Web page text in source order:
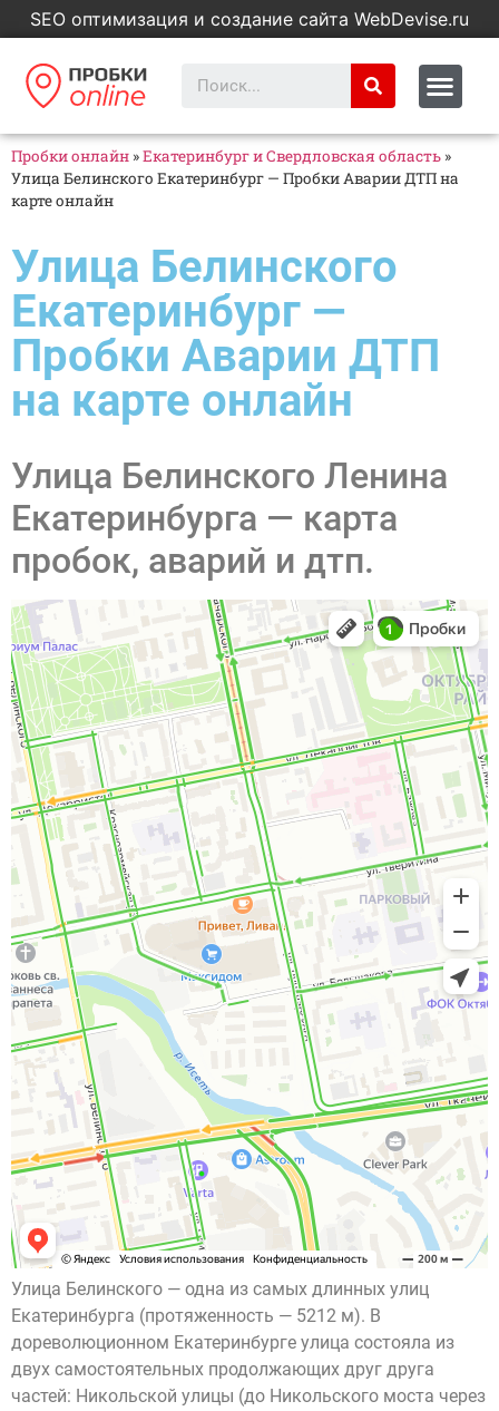
SEO оптимизация и создание сайта WebDevise.ru
Пробки онлайн »Екатеринбург и Свердловская область »
Улица Белинского Екатеринбург — Пробки Аварии ДТП на
карте онлайн
Улица Белинского
Екатеринбург —
Пробки Аварии ДТП
на карте онлайн
Улица Белинского Ленина
Екатеринбурга — карта
пробок, аварий и дтп.
Улица Белинского — одна из самых длинных улиц
Екатеринбурга (протяженность — 5212 м). В
дореволюционном Екатеринбурге улица состояла из
двух самостоятельных продолжающих друг друга
частей: Никольской улицы (до Никольского моста через